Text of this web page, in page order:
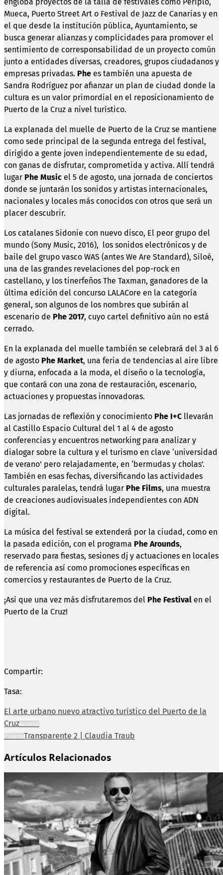
Mueca, Puerto Street Art o Festival de Jazz de Canarias y en
el que desde la institución pública, Ayuntamiento, se
busca generar alianzas y complicidades para promover el
sentimiento de corresponsabilidad de un proyecto común
junto a entidades diversas, creadores, grupos ciudadanos y
empresas privadas. Phe es también una apuesta de
Sandra Rodríguez por afianzar un plan de ciudad donde la
cultura es un valor primordial en el reposicionamiento de
Puerto de la Cruz a nivel turístico.
La explanada del muelle de Puerto de la Cruz se mantiene
como sede principal de la segunda entrega del festival,
dirigido a gente joven independientemente de su edad,
con ganas de disfrutar, comprometida y activa. Allí tendrá
lugar Phe Music el 5 de agosto, una jornada de conciertos
donde se juntarán los sonidos y artistas internacionales,
nacionales y locales más conocidos con otros que será un
placer descubrir.
Los catalanes Sidonie con nuevo disco, El peor grupo del
mundo (Sony Music, 2016), los sonidos electrónicos y de
baile del grupo vasco WAS (antes We Are Standard), Siloé,
una de las grandes revelaciones del pop-rock en
castellano, y los tinerfeños The Taxman, ganadores de la
última edición del concurso LALACore en la categoría
general, son algunos de los nombres que subirán al
escenario de Phe 2017, cuyo cartel definitivo aún no está
cerrado.
En la explanada del muelle también se celebrará del 3 al 6
de agosto Phe Market, una feria de tendencias al aire libre
y diurna, enfocada a la moda, el diseño o la tecnología,
que contará con una zona de restauración, escenario,
actuaciones y propuestas innovadoras.
Las jornadas de reflexión y conocimiento Phe I+C llevarán
al Castillo Espacio Cultural del 1 al 4 de agosto
conferencias y encuentros networking para analizar y
dialogar sobre la cultura y el turismo en clave ‘universidad
de verano’ pero relajadamente, en ‘bermudas y cholas’.
También en esas fechas, diversificando las actividades
culturales paralelas, tendrá lugar Phe Films, una muestra
de creaciones audiovisuales independientes con ADN
digital.
La música del festival se extenderá por la ciudad, como en
la pasada edición, con el programa Phe Arounds,
reservado para fiestas, sesiones dj y actuaciones en locales
de referencia así como promociones específicas en
comercios y restaurantes de Puerto de la Cruz.
¡Así que una vez más disfrutaremos del Phe Festival en el
Puerto de la Cruz!
Compartir:
Tasa:
El arte urbano nuevo atractivo turístico del Puerto de la
CruzAnterior
PróximoTransparente 2 | Claudia Traub
Artículos Relacionados